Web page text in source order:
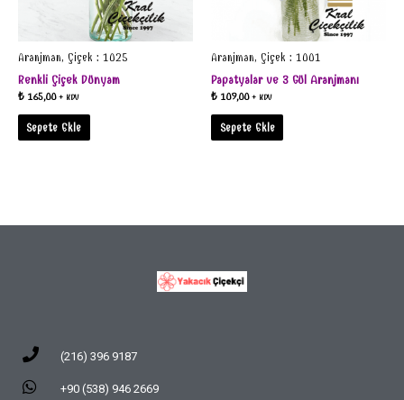
Aranjman, Çiçek : 1025
Renkli Çiçek Dünyam
₺165,00 + KDV
Sepete Ekle
Aranjman, Çiçek : 1001
Papatyalar ve 3 Gül Aranjmanı
₺ 109,00 + KDV
Sepete Ekle
(216) 396 9187
+90 (538) 946 2669